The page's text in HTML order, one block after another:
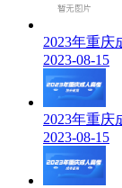
2023年重庆
2023-08-15
2023年重庆
2023-08-15